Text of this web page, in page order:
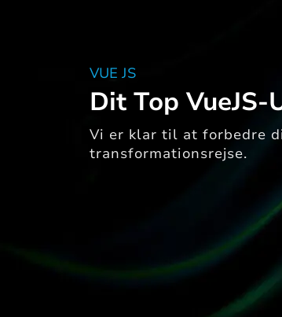
VUE JS
Dit Top
Vi er klar til at forbedre
transformationsrejse.